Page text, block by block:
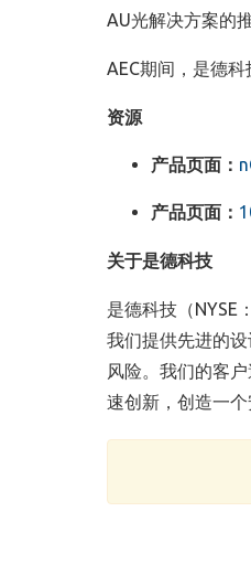
AU光解决方案的
AEC期间，是德科
资源
产品页面：
产品页面：
关于是德科技
是德科技（NYSE ：
我们提供先进的
风险。我们的客
速创新，创造一